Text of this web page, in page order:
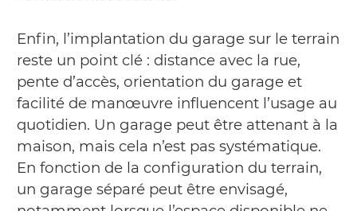
Enfin, l’implantation du garage sur le terrain
reste un point clé : distance avec la rue,
pente d’accès, orientation du garage et
facilité de manœuvre influencent l’usage au
quotidien. Un garage peut être attenant à la
maison, mais cela n’est pas systématique.
En fonction de la configuration du terrain,
un garage séparé peut être envisagé,